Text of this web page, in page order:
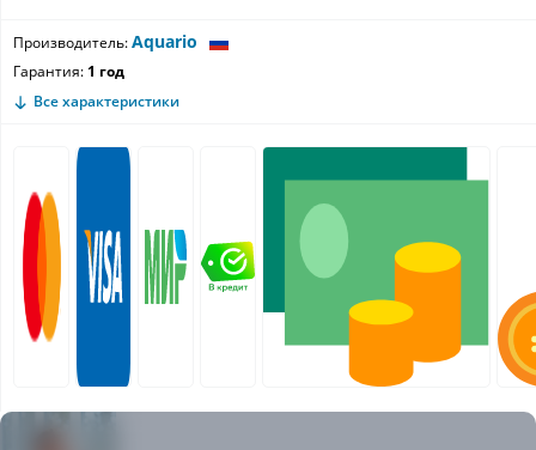
Производитель:Aquario
Гарантия: 1 год
Все характеристики